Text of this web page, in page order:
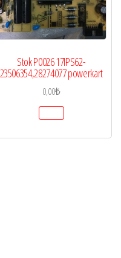
Stok P0026 17IPS62-
23506354,28274077 powerkart
0,00₺